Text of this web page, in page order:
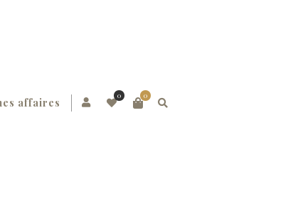
0
0
affaires